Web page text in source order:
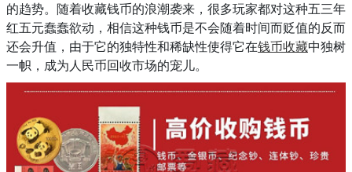
的趋势。随着收藏钱币的浪潮袭来，很多玩家都对这种五三年
红五元蠢蠢欲动，相信这种钱币是不会随着时间而贬值的反而
还会升值，由于它的独特性和稀缺性使得它在钱币收藏中独树
一帜，成为人民币回收市场的宠儿。